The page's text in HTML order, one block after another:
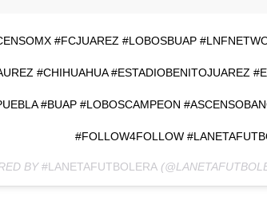
#FCJUAREZ #LOBOSBUAP
#CHIHUAHUA #ESTADIOBENITOJUAREZ
#BUAP #LOBOSCAMPEON
#FOLLOW4FOLLOW
BY#LANETAFUTBOLERA